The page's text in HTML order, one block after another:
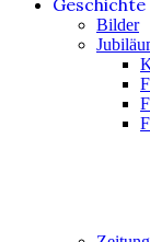
Bilder